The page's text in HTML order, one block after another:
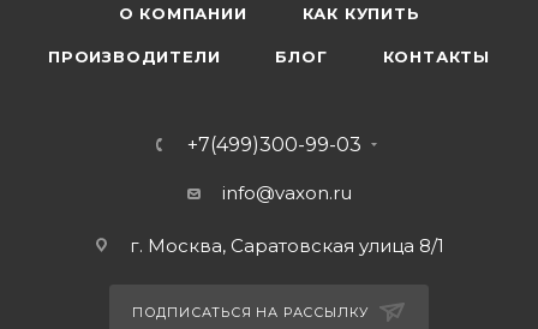
О КОМПАНИИ КАК КУПИТЬ
ПРОИЗВОДИТЕЛИ БЛОГ КОНТАКТЫ
+7(499)300-99-03
info@vaxon.ru
г. Москва, Саратовская улица 8/1
ПОДПИСАТЬСЯ НА РАССЫЛКУ